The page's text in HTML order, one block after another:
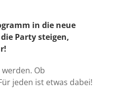
in die neue
Party steigen,
Ob
jeden ist etwas dabei!